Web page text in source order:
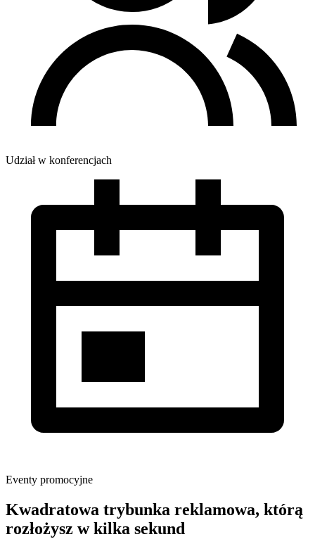
Udział w konferencjach
Eventy promocyjne
Kwadratowa trybunka reklamowa, którą
rozłożysz w kilka sekund